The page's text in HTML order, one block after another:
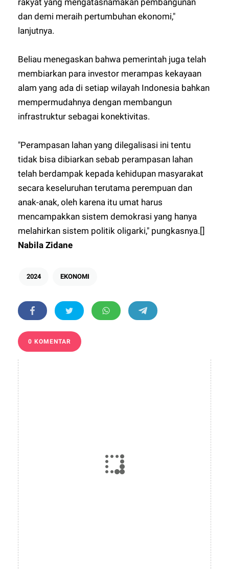
rakyat yang mengatasnamakan pembangunan
dan demi meraih pertumbuhan ekonomi,"
lanjutnya.
Beliau menegaskan bahwa pemerintah juga telah
membiarkan para investor merampas kekayaan
alam yang ada di setiap wilayah Indonesia bahkan
mempermudahnya dengan membangun
infrastruktur sebagai konektivitas.
"Perampasan lahan yang dilegalisasi ini tentu
tidak bisa dibiarkan sebab perampasan lahan
telah berdampak kepada kehidupan masyarakat
secara keseluruhan terutama perempuan dan
anak-anak, oleh karena itu umat harus
mencampakkan sistem demokrasi yang hanya
melahirkan sistem politik oligarki," pungkasnya.[]
Nabila Zidane
2024 EKONOMI
0 KOMENTAR